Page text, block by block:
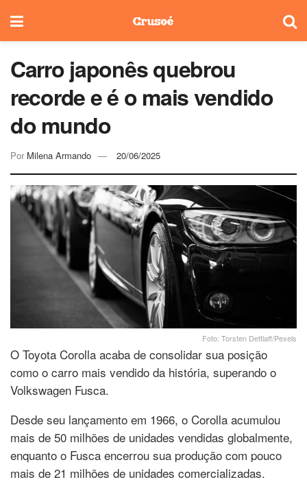
Carro japonês quebrou
recorde e é o mais vendido
do mundo
Por Milena Armando 20/06/2025
Foto: Torsten Dettlaff/Pexels
O Toyota Corolla acaba de consolidar sua posição
como o carro mais vendido da história, superando o
Volkswagen Fusca.
Desde seu lançamento em 1966, o Corolla acumulou
mais de 50 milhões de unidades vendidas globalmente,
enquanto o Fusca encerrou sua produção com pouco
mais de 21 milhões de unidades comercializadas.